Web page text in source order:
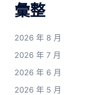
彙整
2026 年 8 月
2026 年 7 月
2026 年 6 月
2026 年 5 月